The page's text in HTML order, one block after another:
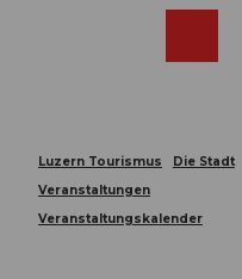
Luzern Tourismus
Die Stadt
Veranstaltungen
Veranstaltungskalender